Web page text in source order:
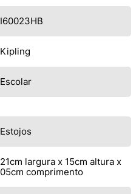
I60023HB
Kipling
Escolar
Estojos
21cm largura x 15cm altura x
05cm comprimento